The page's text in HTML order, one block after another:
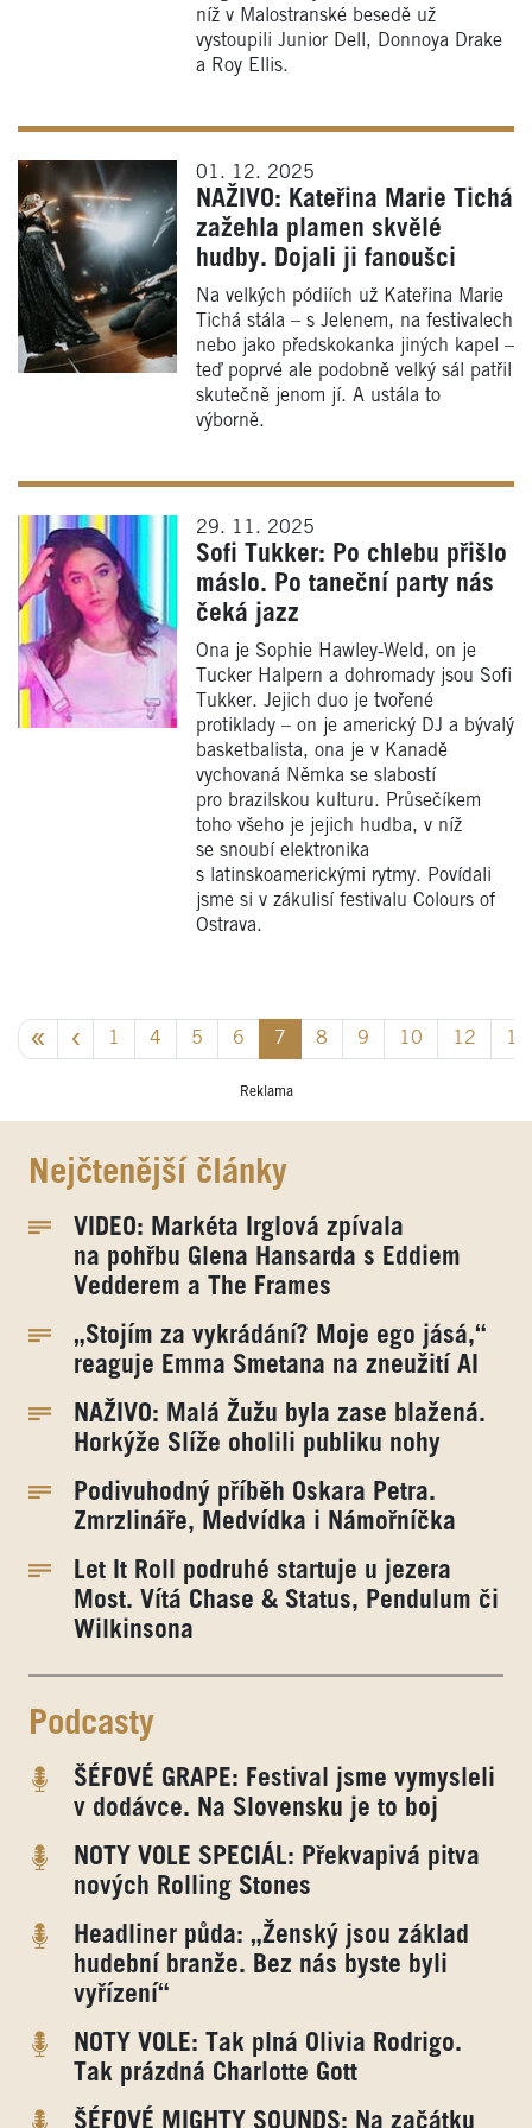
níž v Malostranské besedě už
vystoupili Junior Dell, Donnoya Drake
a Roy Ellis.
01. 12. 2025
NAŽIVO: Kateřina Marie Tichá
zažehla plamen skvělé
hudby. Dojali ji fanoušci
Na velkých pódiích už Kateřina Marie
Tichá stála – s Jelenem, na festivalech
nebo jako předskokanka jiných kapel –
teď poprvé ale podobně velký sál patřil
skutečně jenom jí. A ustála to
výborně.
29. 11. 2025
Sofi Tukker: Po chlebu přišlo
máslo. Po taneční party nás
čeká jazz
Ona je Sophie Hawley‑Weld, on je
Tucker Halpern a dohromady jsou Sofi
Tukker. Jejich duo je tvořené
protiklady – on je americký DJ a bývalý
basketbalista, ona je v Kanadě
vychovaná Němka se slabostí
pro brazilskou kulturu. Průsečíkem
toho všeho je jejich hudba, v níž
se snoubí elektronika
s latinskoamerickými rytmy. Povídali
jsme si v zákulisí festivalu Colours of
Ostrava.
1 4 5 6 7 8 9 10 12 17
Reklama
Nejčtenější články
VIDEO: Markéta Irglová zpívala
na pohřbu Glena Hansarda s Eddiem
Vedderem a The Frames
„Stojím za vykrádání? Moje ego jásá,“
reaguje Emma Smetana na zneužití AI
NAŽIVO: Malá Žužu byla zase blažená.
Horkýže Slíže oholili publiku nohy
Podivuhodný příběh Oskara Petra.
Zmrzlináře, Medvídka i Námořníčka
Let It Roll podruhé startuje u jezera
Most. Vítá Chase & Status, Pendulum či
Wilkinsona
Podcasty
ŠÉFOVÉ GRAPE: Festival jsme vymysleli
v dodávce. Na Slovensku je to boj
NOTY VOLE SPECIÁL: Překvapivá pitva
nových Rolling Stones
Headliner půda: „Ženský jsou základ
hudební branže. Bez nás byste byli
vyřízení“
NOTY VOLE: Tak plná Olivia Rodrigo.
Tak prázdná Charlotte Gott
ŠÉFOVÉ MIGHTY SOUNDS: Na začátku